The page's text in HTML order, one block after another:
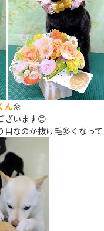
ん🌼
ざいます😊
目なのか抜け毛多くなっ